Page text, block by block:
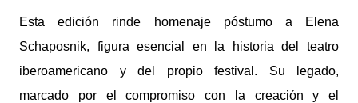
Esta edición rinde homenaje póstumo a Elena
Schaposnik, figura esencial en la historia del teatro
iberoamericano y del propio festival. Su legado,
marcado por el compromiso con la creación y el